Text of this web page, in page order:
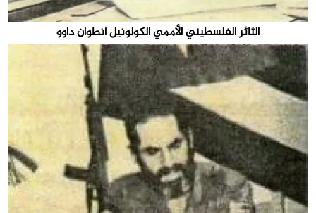
الثائر الفلسطيني الأممي الكولونيل أنطوان داوو